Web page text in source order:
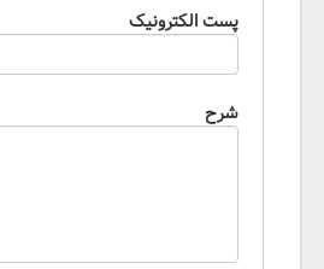
پست الکترونیک
شرح